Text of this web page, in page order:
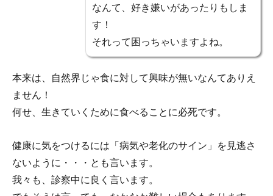
なんて、好き嫌いがあったりもしま
す！
それって困っちゃいますよね。
本来は、自然界じゃ食に対して興味が無いなんてありえ
ません！
何せ、生きていくために食べることに必死です。
健康に気をつけるには「病気や老化のサイン」を見逃さ
ないように・・・とも言います。
我々も、診察中に良く言います。